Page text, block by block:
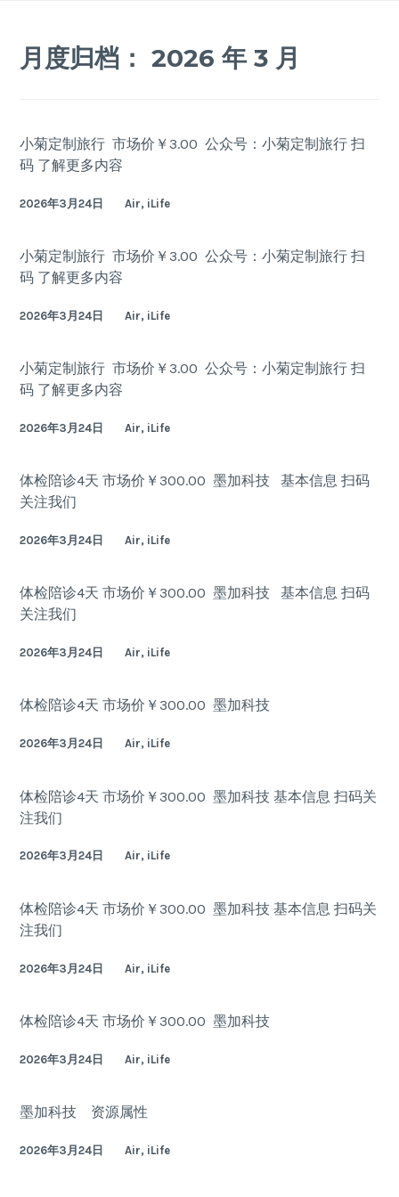
content月度归档：2026 年 3 月
小菊定制旅行 市场价￥3.00 公众号：小菊定制旅行 扫
码 了解更多内容
2026年3月24日 Air, iLife
小菊定制旅行 市场价￥3.00 公众号：小菊定制旅行 扫
码 了解更多内容
2026年3月24日 Air, iLife
小菊定制旅行 市场价￥3.00 公众号：小菊定制旅行 扫
码 了解更多内容
2026年3月24日 Air, iLife
体检陪诊4天 市场价￥300.00 墨加科技 基本信息 扫码
关注我们
2026年3月24日 Air, iLife
体检陪诊4天 市场价￥300.00 墨加科技 基本信息 扫码
关注我们
2026年3月24日 Air, iLife
体检陪诊4天 市场价￥300.00 墨加科技
2026年3月24日 Air, iLife
体检陪诊4天 市场价￥300.00 墨加科技 基本信息 扫码关
注我们
2026年3月24日 Air, iLife
体检陪诊4天 市场价￥300.00 墨加科技 基本信息 扫码关
注我们
2026年3月24日 Air, iLife
体检陪诊4天 市场价￥300.00 墨加科技
2026年3月24日 Air, iLife
墨加科技 资源属性
2026年3月24日 Air, iLife